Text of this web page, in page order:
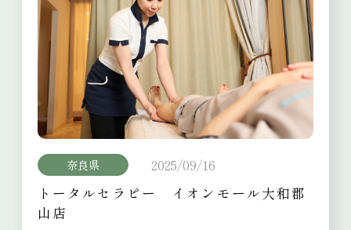
奈良県
2025/09/16
トータルセラピー イオンモール大和郡
山店